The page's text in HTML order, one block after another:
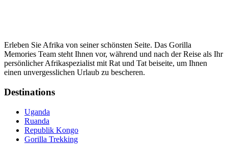
Erleben Sie Afrika von seiner schönsten Seite. Das Gorilla
Memories Team steht Ihnen vor, während und nach der Reise als Ihr
persönlicher Afrikaspezialist mit Rat und Tat beiseite, um Ihnen
einen unvergesslichen Urlaub zu bescheren.
Destinations
Uganda
Ruanda
Republik Kongo
Gorilla Trekking